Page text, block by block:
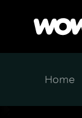
Home